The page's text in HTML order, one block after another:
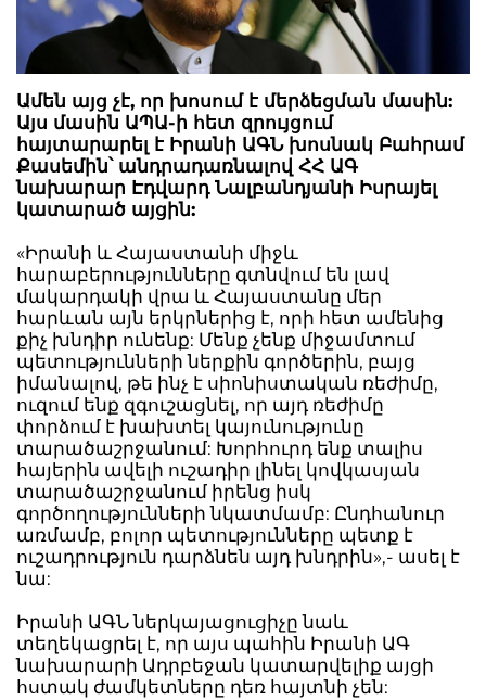
Ամեն այց չէ, որ խոսում է մերձեցման մասին:
Այս մասին ԱՊԱ-ի հետ զրույցում
հայտարարել է Իրանի ԱԳՆ խոսնակ Բահրամ
Քասեմին՝ անդրադառնալով ՀՀ ԱԳ
նախարար Էդվարդ Նալբանդյանի Իսրայել
կատարած այցին:
«Իրանի և Հայաստանի միջև
հարաբերությունները գտնվում են լավ
մակարդակի վրա և Հայաստանը մեր
հարևան այն երկրներից է, որի հետ ամենից
քիչ խնդիր ունենք: Մենք չենք միջամտում
պետությունների ներքին գործերին, բայց
իմանալով, թե ինչ է սիոնիստական ռեժիմը,
ուզում ենք զգուշացնել, որ այդ ռեժիմը
փորձում է խախտել կայունությունը
տարածաշրջանում: Խորհուրդ ենք տալիս
հայերին ավելի ուշադիր լինել կովկասյան
տարածաշրջանում իրենց իսկ
գործողությունների նկատմամբ: Ընդհանուր
առմամբ, բոլոր պետությունները պետք է
ուշադրություն դարձնեն այդ խնդրին»,- ասել է
նա:
Իրանի ԱԳՆ ներկայացուցիչը նաև
տեղեկացրել է, որ այս պահին Իրանի ԱԳ
նախարարի Ադրբեջան կատարվելիք այցի
հստակ ժամկետները դեռ հայտնի չեն: